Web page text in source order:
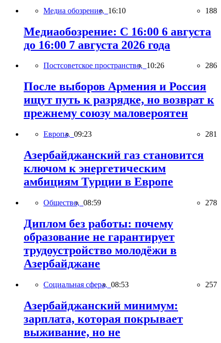
Медиа обозрение, 16:10 188
Медиаобозрение: С 16:00 6 августа
до 16:00 7 августа 2026 года
Постсоветское пространство, 10:26 286
После выборов Армения и Россия
ищут путь к разрядке, но возврат к
прежнему союзу маловероятен
Европа, 09:23 281
Азербайджанский газ становится
ключом к энергетическим
амбициям Турции в Европе
Общество, 08:59 278
Диплом без работы: почему
образование не гарантирует
трудоустройство молодёжи в
Азербайджане
Социальная сфера, 08:53 257
Азербайджанский минимум:
зарплата, которая покрывает
выживание, но не